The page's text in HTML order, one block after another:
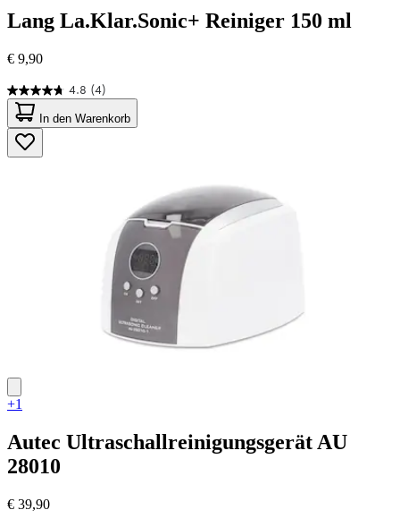
Lang La.Klar.Sonic+ Reiniger 150 ml
€ 9,90
4.8 (4)
4.8
von
5
Sternen.
4
In den Warenkorb
+1
Autec Ultraschallreinigungsgerät AU
28010
€ 39,90